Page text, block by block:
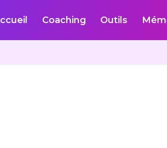
Coaching Outils